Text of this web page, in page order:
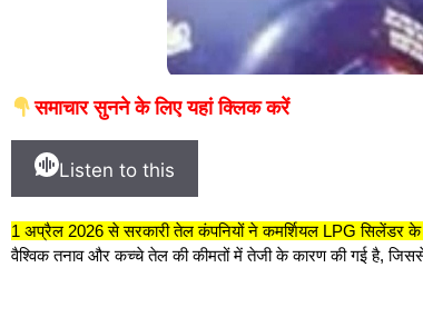
समाचार सुनने के लिए यहां क्लिक करें
Listen to this
1 अप्रैल 2026 से सरकारी तेल कंपनियों ने कमर्शियल LPG सिलेंडर के
वैश्विक तनाव और कच्चे तेल की कीमतों में तेजी के कारण की गई है, जिससे